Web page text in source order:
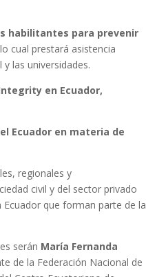
habilitantes para prevenir
cual prestará asistencia
las universidades.
en Ecuador,
Ecuador en materia de
regionales y
civil y del sector privado
que forman parte de la
serán María Fernanda
de la Federación Nacional de